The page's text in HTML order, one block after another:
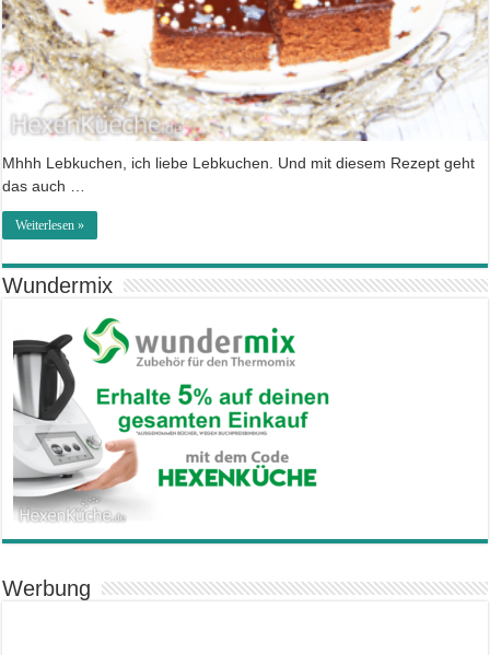
Mhhh Lebkuchen, ich liebe Lebkuchen. Und mit diesem Rezept geht
das auch …
Weiterlesen »
Wundermix
Werbung